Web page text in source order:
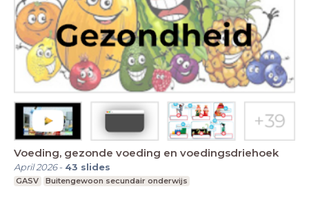
Voeding, gezonde voeding en voedingsdriehoek
April 2026- 43 slides
GASV Buitengewoon secundair onderwijs